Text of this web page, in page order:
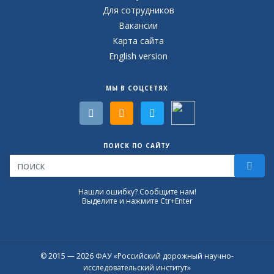
Для сотрудников
Вакансии
Карта сайта
English version
МЫ В СОЦСЕТЯХ
ПОИСК ПО САЙТУ
Нашли ошибку? Сообщите нам!
Выделите и нажмите Ctr+Enter
© 2015 — 2026 ФАУ «Российский дорожный научно-
исследовательский институт»